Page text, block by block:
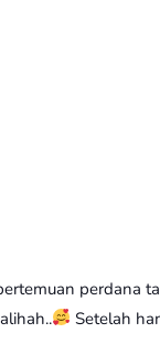
perdana
Setelah